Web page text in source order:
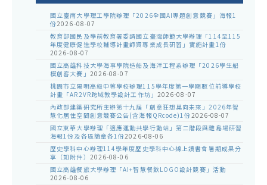
國立臺南大學理工學院辦理「2026全國AI專題創意競賽」海報1
份2026-08-07
教育部國民及學前教育署委請國立臺灣師範大學辦理「114至115
年度健康促進學校輔導計畫師資專業成長研習」實施計畫1份
2026-08-07
國立高雄科技大學海事學院造船及海洋工程系辦理「2026學生船
模創客大賽」 2026-08-07
桃園市立陽明高級中等學校辦理115學年度第一學期數位前導學校
計畫「AR2VR跨域教學設計工作坊」 2026-08-07
內政部建築研究所主辦第十九屆「創意狂想巢向未來」2026年智
慧化居住空間創意競賽公告(含海報QRcode)1份2026-08-07
國立東華大學辦理「適應運動共學行動站」第二階段與離島場研習
海報1份及各區簡章各1份2026-08-06
歷史學科中心辦理114學年度歷史學科中心線上讀書會暑期成果分
享（如附件） 2026-08-06
國立高雄餐旅大學辦理「AI+智慧餐飲LOGO設計競賽」活動
2026-08-06